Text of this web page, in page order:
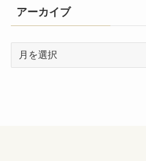
アーカイブ